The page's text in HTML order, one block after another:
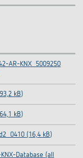
AR-KNX_5009250
kB)
kB)
(16,4 kB)
Database (all